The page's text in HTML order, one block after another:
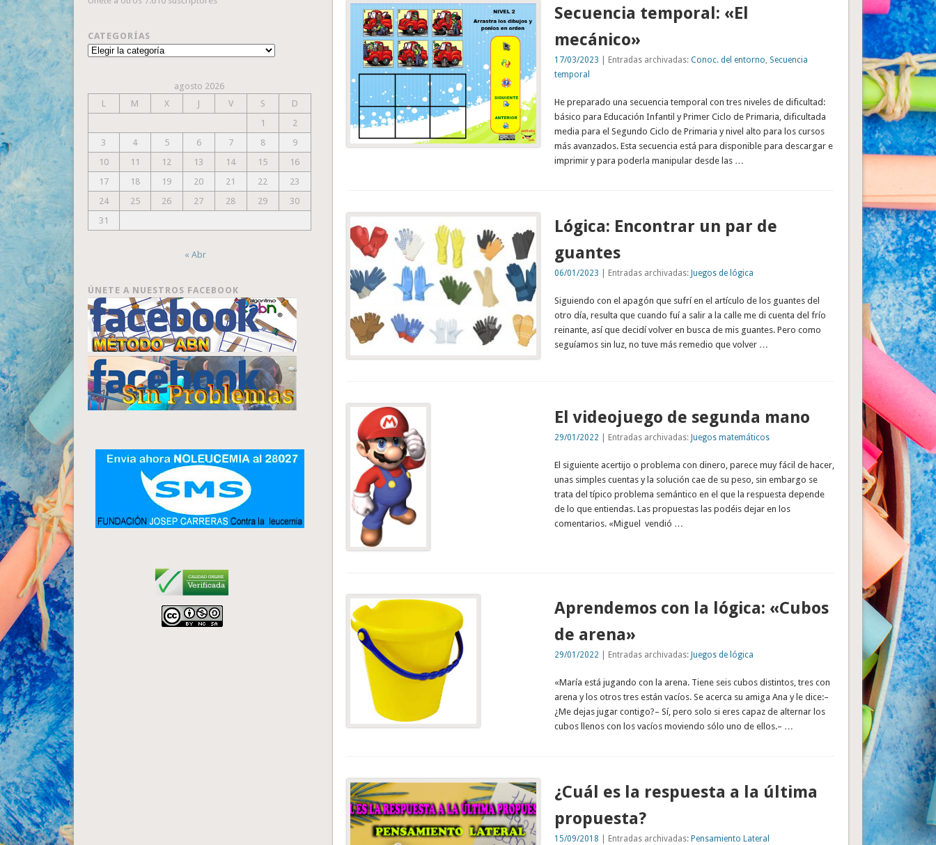
Secuencia temporal: «El
mecánico»
17/03/2023 | Entradas archivadas: Conoc. del entorno, Secuencia
temporal
He preparado una secuencia temporal con tres niveles de dificultad:
básico para Educación Infantil y Primer Ciclo de Primaria, dificultada
media para el Segundo Ciclo de Primaria y nivel alto para los cursos
más avanzados. Esta secuencia está para disponible para descargar e
imprimir y para poderla manipular desde las …
Lógica: Encontrar un par de
guantes
06/01/2023 | Entradas archivadas: Juegos de lógica
Siguiendo con el apagón que sufrí en el artículo de los guantes del
otro día, resulta que cuando fuí a salir a la calle me di cuenta del frío
reinante, así que decidí volver en busca de mis guantes. Pero como
seguíamos sin luz, no tuve más remedio que volver …
El videojuego de segunda mano
29/01/2022 | Entradas archivadas: Juegos matemáticos
El siguiente acertijo o problema con dinero, parece muy fácil de hacer,
unas simples cuentas y la solución cae de su peso, sin embargo se
trata del típico problema semántico en el que la respuesta depende
de lo que entiendas. Las propuestas las podéis dejar en los
comentarios. «Miguel vendió …
Aprendemos con la lógica: «Cubos
de arena»
29/01/2022 | Entradas archivadas: Juegos de lógica
«María está jugando con la arena. Tiene seis cubos distintos, tres con
arena y los otros tres están vacíos. Se acerca su amiga Ana y le dice:–
¿Me dejas jugar contigo?– Sí, pero solo si eres capaz de alternar los
cubos llenos con los vacíos moviendo sólo uno de ellos.– …
¿Cuál es la respuesta a la última
propuesta?
15/09/2018 | Entradas archivadas: Pensamiento Lateral
CATEGORÍAS
Categorías
agosto 2026
L
M X J V S
D
1
2
3
4 5 6 7 8
9
10
11 12 13 14 15
16
17
18 19 20 21 22
23
24
25 26 27 28 29
30
31
« Abr
ÚNETE A NUESTROS FACEBOOK